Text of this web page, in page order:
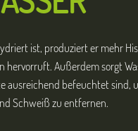
ist, produziert er mehr
hervorruft. Außerdem sorgt
ausreichend befeuchtet sind,
Schweiß zu entfernen.